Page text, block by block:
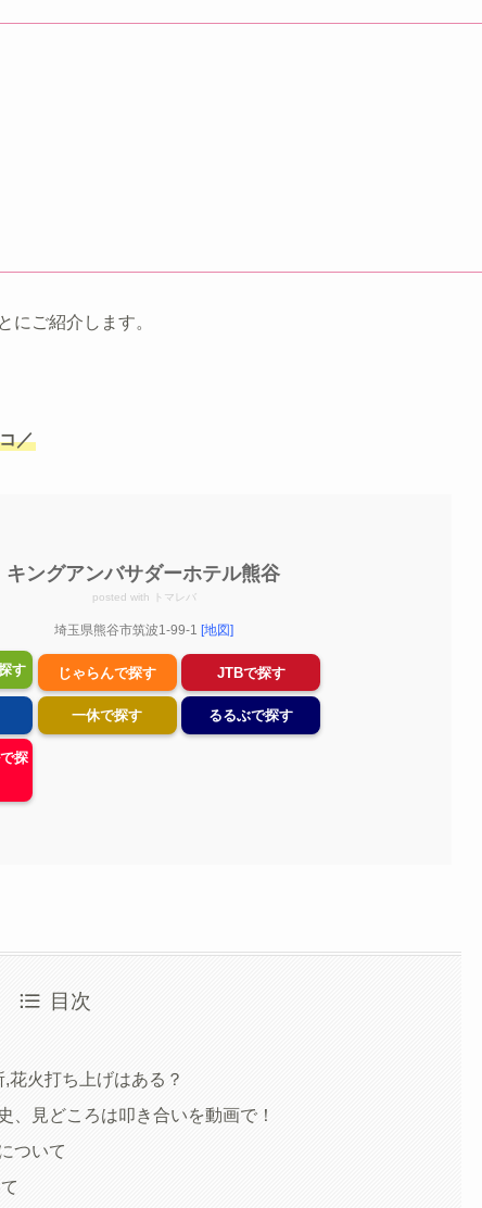
にご紹介します。
／
キングアンバサダーホテル熊谷
posted with トマレバ
埼玉県熊谷市筑波1-99-1 [地図]
す じゃらんで探す JTBで探す
一休で探す るるぶで探す
探
目次
花火打ち上げはある？
、見どころは叩き合いを動画で！
ついて